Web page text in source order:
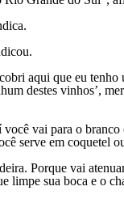
aqui que eu
destes vinhos’,
vai para o
em coquetel
Porque vai
limpe sua boca e o